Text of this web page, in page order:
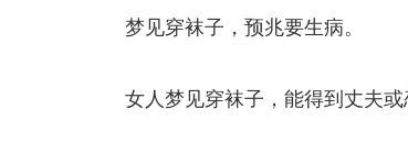
梦见穿袜子，预兆要生病。
女人梦见穿袜子，能得到丈夫或